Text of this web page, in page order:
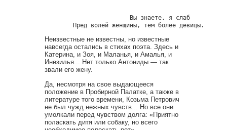
                        Вы знаете, я слаб
Неизвестные не известны, но известные
навсегда остались в стихах поэта. Здесь и
Катерина, и Зоя, и Маланья, и Амалья, и
Инезилья... Нет только Антониды — так
звали его жену.
Да, несмотря на свое выдающееся
положение в Пробирной Палатке, а также в
литературе того времени, Козьма Петрович
не был чужд нежных чувств... Но все они
умолкали перед чувством долга: «Приятно
поласкать дитя или собаку, но всего